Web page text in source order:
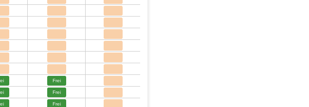
Frei
Frei
Frei